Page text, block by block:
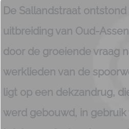
De Sallandstraat
uitbreiding van Oud-
door de groeiende vraag
werklieden van de
ligt op een dekzandrug,
werd gebouwd, in